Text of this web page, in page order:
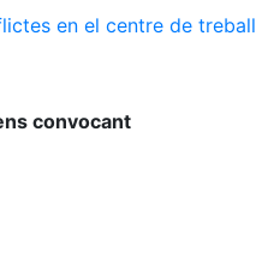
en el centre de treball
convocant